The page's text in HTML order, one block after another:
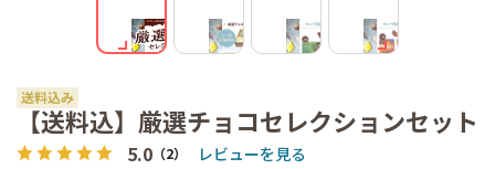
【送料込】厳選チョコセレクションセット
5.0 （2） レビューを見る